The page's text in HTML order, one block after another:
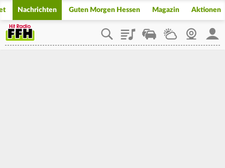
Nachrichten Guten Morgen Hessen Magazin Aktionen
PlaylistStaupilotWetterWebcam